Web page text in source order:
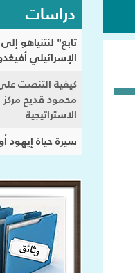
دراسات
تابع" لنتنياهو
الإسرائيلي
كيفية التنصت
محمود قديح
الاستراتيجية
سيرة حياة إيهود